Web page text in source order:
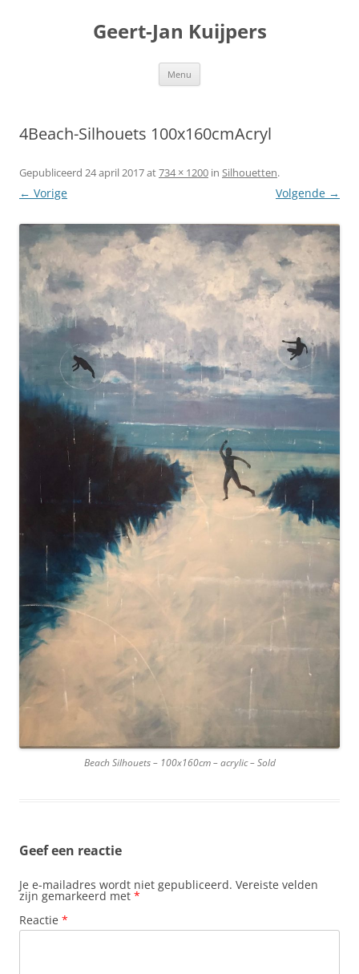
Geert-Jan Kuijpers
Menu
4Beach-Silhouets 100x160cmAcryl
Gepubliceerd 24 april 2017at734 × 1200 in Silhouetten.
← Vorige Volgende →
Beach Silhouets – 100x160cm – acrylic – Sold
Geef een reactie
Je e-mailadres wordt niet gepubliceerd. Vereiste velden
zijn gemarkeerd met *
Reactie *